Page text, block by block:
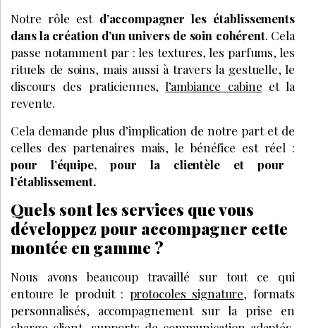
Notre rôle estd’accompagner les établissements
dans la création d’un univers de soin cohérent. Cela
passe notamment par : les textures, les parfums, les
rituels de soins, mais aussi à travers la gestuelle, le
discours des praticiennes, l’ambiance cabine et la
revente.
Cela demande plus d’implication de notre part et de
celles des partenaires mais, le bénéfice est réel :
pour l’équipe, pour la clientèle et pour
l’établissement.
Quels sont les services que vous
développez pour accompagner cette
montée en gamme ?
Nous avons beaucoup travaillé sur tout ce qui
entoure le produit : protocoles signature, formats
personnalisés, accompagnement sur la prise en